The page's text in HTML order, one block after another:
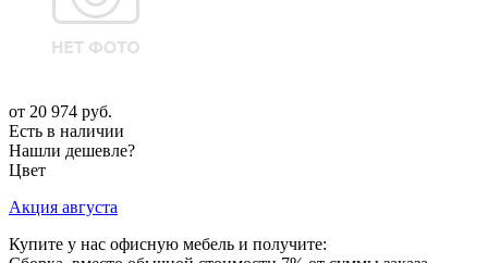
от 20 974 руб.
Есть в наличии
Нашли дешевле?
Цвет
Акция августа
Купите у нас офисную мебель и получите: